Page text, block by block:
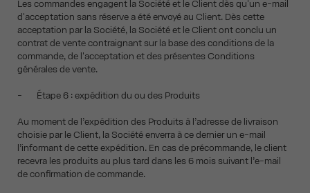
Les commandes engagent la Société et le Client dès qu'un e-mail
d'acceptation sans réserve a été envoyé au Client. Dès cette
acceptation par la Société, la Société et le Client ont conclu un
contrat de vente contraignant sur la base des conditions de la
commande, de l'acceptation et des présentes Conditions
générales de vente.
- Étape 6 : expédition du ou des Produits
Au moment de l’expédition des Produits à l’adresse de livraison
choisie par le Client, la Société enverra à ce dernier un e-mail
l’informant de cette expédition. En cas de précommande, le client
recevra les produits au plus tard dans les 6 mois suivant l’e-mail
de confirmation de commande.